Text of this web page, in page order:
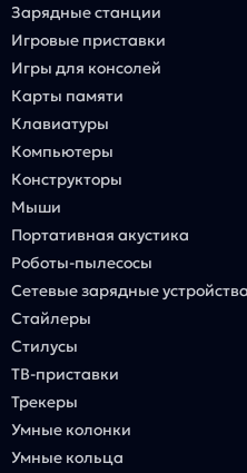
Зарядные станции
Игровые приставки
Игры для консолей
Карты памяти
Клавиатуры
Компьютеры
Конструкторы
Мыши
Портативная акустика
Роботы-пылесосы
Сетевые зарядные
Стайлеры
Стилусы
ТВ-приставки
Трекеры
Умные колонки
Умные кольца